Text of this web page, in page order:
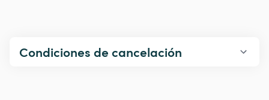
Condiciones de cancelación